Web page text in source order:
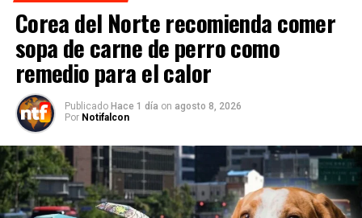
Corea del Norte recomienda comer
sopa de carne de perro como
remedio para el calor
Publicado Hace 1 día on agosto 8, 2026
Por Notifalcon